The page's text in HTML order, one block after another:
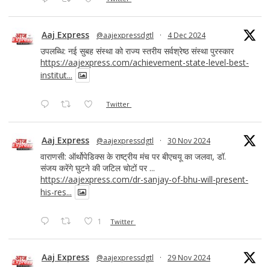
Aaj Express @aajexpressdgtl · 4 Dec 2024
उपलब्धि: नई सुबह संस्था को राज्य स्तरीय सर्वश्रेष्ठ संस्था पुरस्कार
https://aajexpress.com/achievement-state-level-best-
institut...
Twitter
Aaj Express @aajexpressdgtl · 30 Nov 2024
वाराणसी: ऑर्थोपेडिक्स के राष्ट्रीय मंच पर बीएचयू का जलवा, डॉ.
संजय करेंगे घुटने की जटिल चोटों पर ...
https://aajexpress.com/dr-sanjay-of-bhu-will-present-
his-res...
1 Twitter
Aaj Express @aajexpressdgtl · 29 Nov 2024